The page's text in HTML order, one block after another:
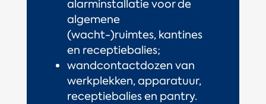
alarminstallatie voor de
algemene
(wacht-)ruimtes, kantines
en receptiebalies;
wandcontactdozen van
werkplekken, apparatuur,
receptiebalies en pantry.